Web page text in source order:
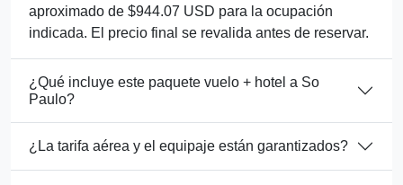
aproximado de $944.07 USD para la ocupación
indicada. El precio final se revalida antes de reservar.
¿Qué incluye este paquete vuelo + hotel a So
Paulo?
¿La tarifa aérea y el equipaje están garantizados?